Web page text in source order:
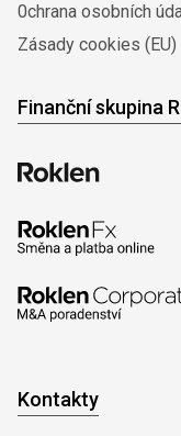
0chrana osobních
Zásady cookies (EU)
Finanční skupina
Kontakty